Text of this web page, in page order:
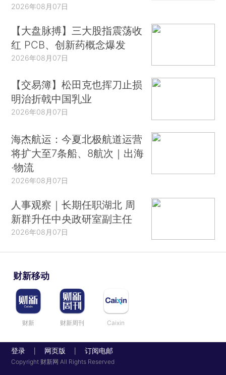
2026年08月07日
【大盘脉搏】三大股指震荡收
红 PCB、创新药概念爆发
2026年08月07日
【交易簿】松田克也挥刀止损
明治折戟中国乳业
2026年08月07日
海杰航运：今夏北极航道运营
将扩大至7条船、8航次｜出海
·物流
2026年08月07日
人事观察｜长期任职湖北 周
新群升任中央政研室副主任
2026年08月07日
财新移动
财新 财新周刊 Caixin
登录 网页版 订阅电邮
Copyright 财新网 All Rights Reserved